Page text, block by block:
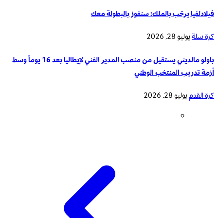
فيلادلفيا يرحّب بالملك: سنفوز بالبطولة معك
كرة سلةيوليو 28, 2026
باولو مالديني يستقيل من منصب المدير الفني لإيطاليا بعد 16 يوماً وسط
أزمة تدريب المنتخب الوطني
كرة القدميوليو 28, 2026